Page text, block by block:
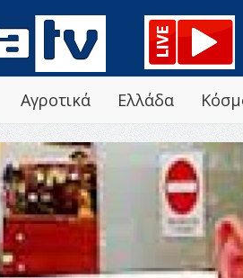
Αγροτικά Ελλάδα